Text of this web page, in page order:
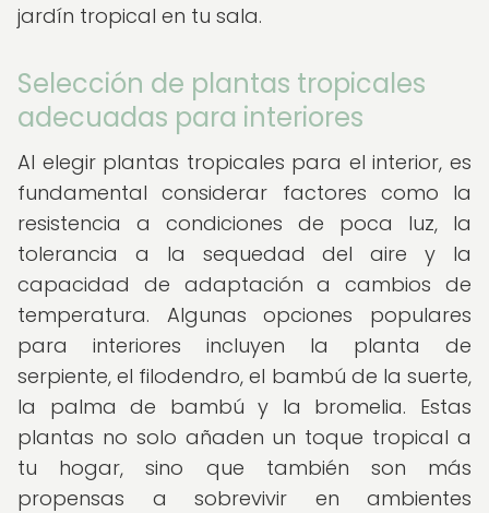
jardín tropical en tu sala.
Selección de plantas tropicales
adecuadas para interiores
Al elegir plantas tropicales para el interior, es
fundamental considerar factores como la
resistencia a condiciones de poca luz, la
tolerancia a la sequedad del aire y la
capacidad de adaptación a cambios de
temperatura. Algunas opciones populares
para interiores incluyen la planta de
serpiente, el filodendro, el bambú de la suerte,
la palma de bambú y la bromelia. Estas
plantas no solo añaden un toque tropical a
tu hogar, sino que también son más
propensas a sobrevivir en ambientes